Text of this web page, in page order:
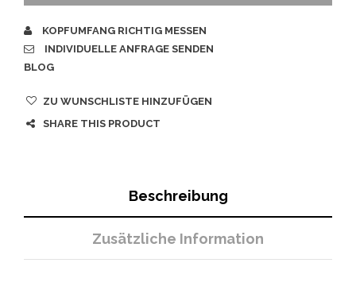
KOPFUMFANG RICHTIG MESSEN
INDIVIDUELLE ANFRAGE SENDEN
BLOG
ZU WUNSCHLISTE HINZUFÜGEN
SHARE THIS PRODUCT
Beschreibung
Zusätzliche Information